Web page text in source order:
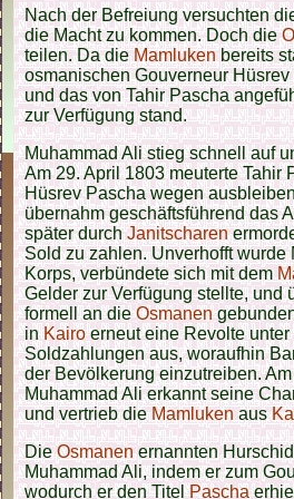
Nach der Befreiung versuchten
die Macht zu kommen. Doch die
teilen. Da dieMamlukenbereits
osmanischen Gouverneur
und das von Tahir Pascha
zur Verfügung stand.
Muhammad Ali stieg schnell auf
Am 29. April 1803 meuterte
Hüsrev Pascha wegen
übernahm geschäftsführend das
später durchJanitscharen
Sold zu zahlen. Unverhofft
Korps, verbündete sich mit dem
Gelder zur Verfügung stellte, und
formell an dieOsmanen
inKairoerneut eine Revolte
Soldzahlungen aus, woraufhin
der Bevölkerung einzutreiben.
Muhammad Ali erkannt seine
und vertrieb dieMamluken aus
DieOsmanenernannten
Muhammad Ali, indem er zum
wodurch er den TitelPascha